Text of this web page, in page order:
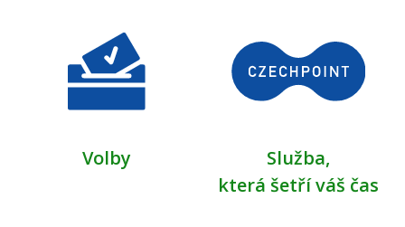
Volby
Služba,
která šetří váš čas